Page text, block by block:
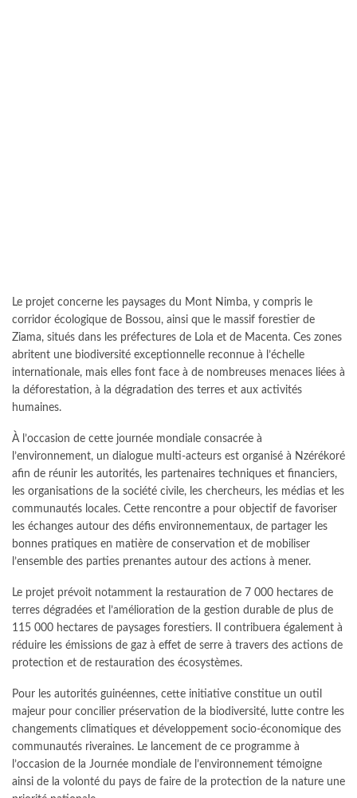
Le projet concerne les paysages du Mont Nimba, y compris le
corridor écologique de Bossou, ainsi que le massif forestier de
Ziama, situés dans les préfectures de Lola et de Macenta. Ces zones
abritent une biodiversité exceptionnelle reconnue à l’échelle
internationale, mais elles font face à de nombreuses menaces liées à
la déforestation, à la dégradation des terres et aux activités
humaines.
À l’occasion de cette journée mondiale consacrée à
l’environnement, un dialogue multi-acteurs est organisé à Nzérékoré
afin de réunir les autorités, les partenaires techniques et financiers,
les organisations de la société civile, les chercheurs, les médias et les
communautés locales. Cette rencontre a pour objectif de favoriser
les échanges autour des défis environnementaux, de partager les
bonnes pratiques en matière de conservation et de mobiliser
l’ensemble des parties prenantes autour des actions à mener.
Le projet prévoit notamment la restauration de 7 000 hectares de
terres dégradées et l’amélioration de la gestion durable de plus de
115 000 hectares de paysages forestiers. Il contribuera également à
réduire les émissions de gaz à effet de serre à travers des actions de
protection et de restauration des écosystèmes.
Pour les autorités guinéennes, cette initiative constitue un outil
majeur pour concilier préservation de la biodiversité, lutte contre les
changements climatiques et développement socio-économique des
communautés riveraines. Le lancement de ce programme à
l’occasion de la Journée mondiale de l’environnement témoigne
ainsi de la volonté du pays de faire de la protection de la nature une